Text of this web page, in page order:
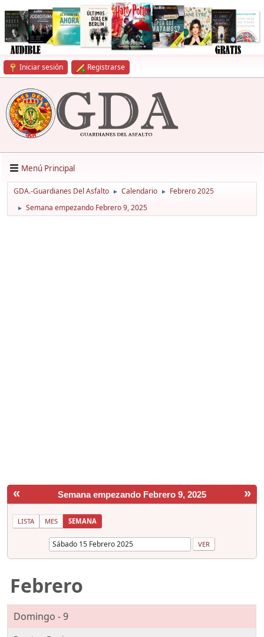
Iniciar sesión Registrarse
Menú Principal
GDA.-Guardianes Del Asfalto ► Calendario ► Febrero 2025
► Semana empezando Febrero 9, 2025
« »
Semana empezando Febrero 9, 2025
LISTA MES SEMANA
Febrero
Domingo - 9